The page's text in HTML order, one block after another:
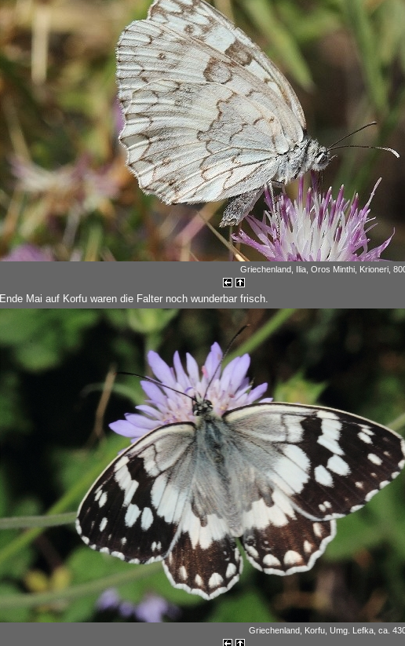
Griechenland, Ilia, Oros Minthi, Krioneri,
Ende Mai auf Korfu waren die Falter noch wunderbar frisch.
Griechenland, Korfu, Umg. Lefka, ca.